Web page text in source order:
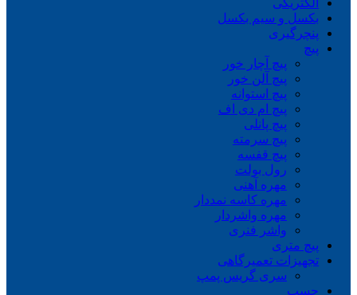
بکسل و سیم بکسل
پنچرگیری
پیچ
پیچ آچار خور
پیچ آلن خور
پیچ استوانه
پیچ ام دی اف
پیچ پانلی
پیچ سرمته
پیچ قفسه
رول بولت
مهره آهنی
مهره کاسه نمددار
مهره واشردار
واشر فنری
پیچ متری
تجهیزات تعمیرگاهی
سری گریس پمپ
چسب